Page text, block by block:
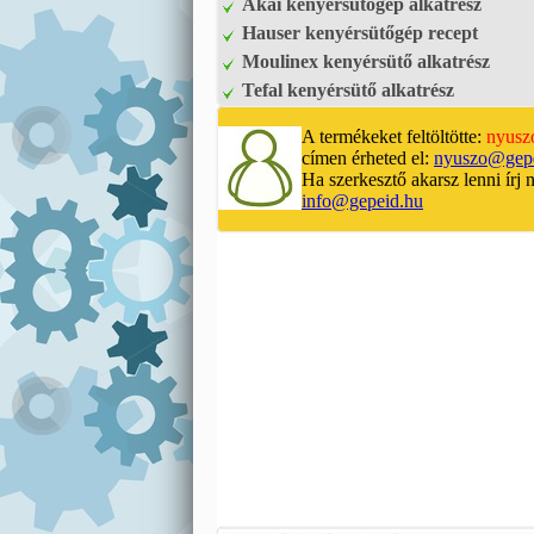
Akai kenyérsütőgép alkatrész
Hauser kenyérsütőgép recept
Moulinex kenyérsütő alkatrész
Tefal kenyérsütő alkatrész
A termékeket feltöltötte:
címen érheted el:
Ha szerkesztő akarsz lenni írj
info@gepeid.hu